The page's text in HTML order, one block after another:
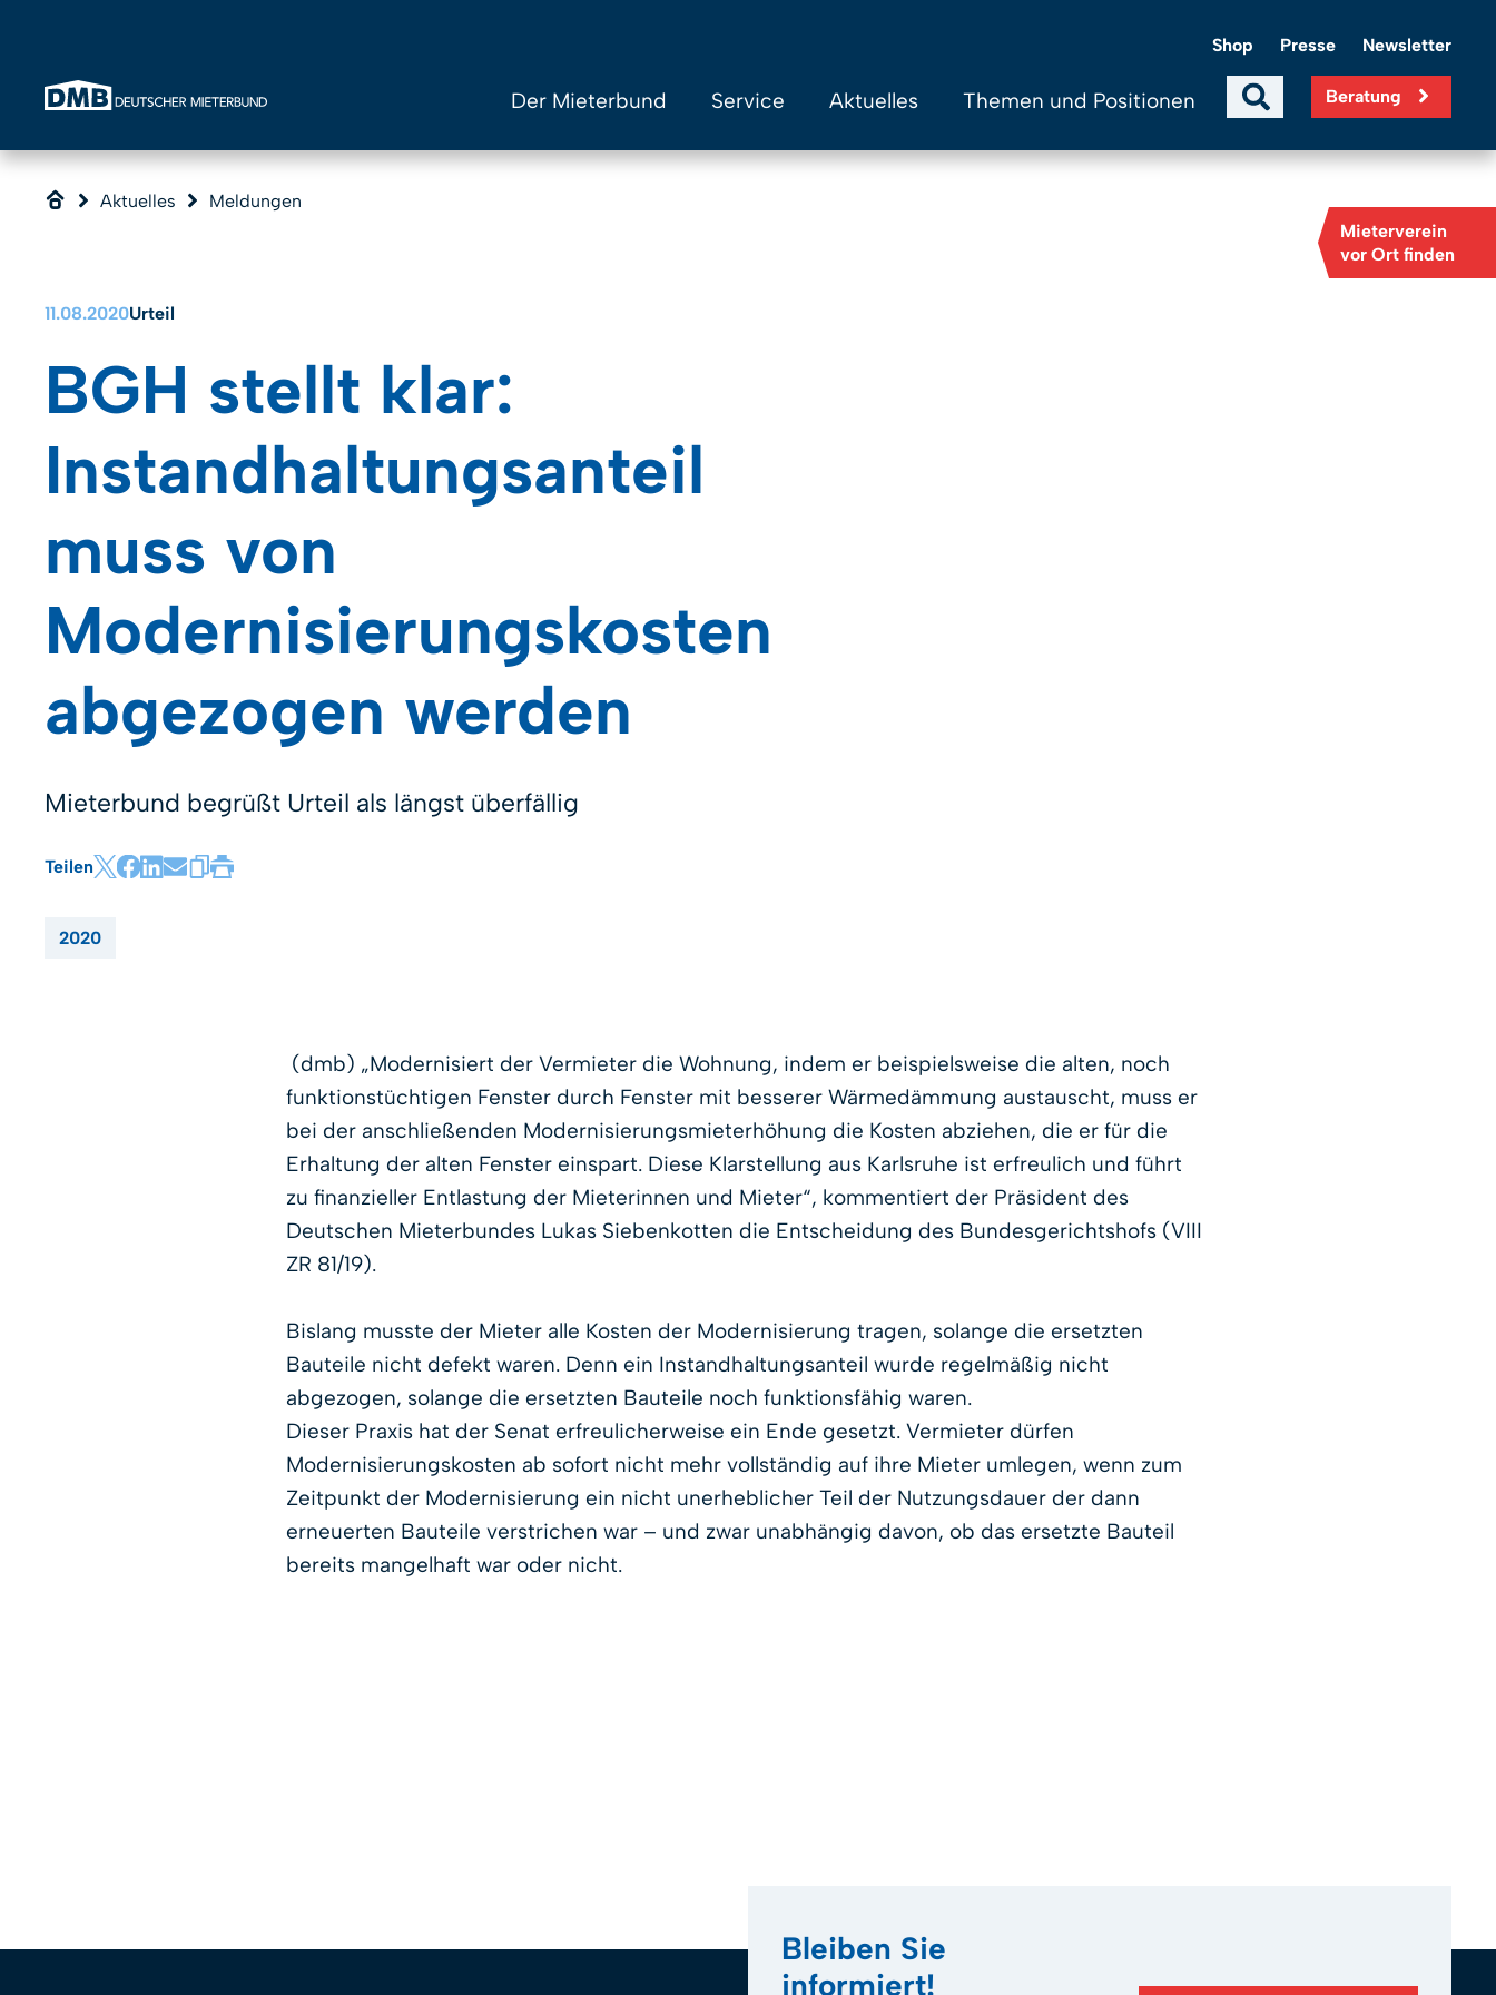
Beratung
Der Mieterbund Service Aktuelles Themen und Positionen
Shop Presse Newsletter
Mieterverein
vor Ort finden
Aktuelles Meldungen
11.08.2020Urteil
BGH stellt klar:
Instandhaltungsanteil
muss von
Modernisierungskosten
abgezogen werden
Mieterbund begrüßt Urteil als längst überfällig
Teilen
2020
(dmb) „Modernisiert der Vermieter die Wohnung, indem er beispielsweise die alten, noch
funktionstüchtigen Fenster durch Fenster mit besserer Wärmedämmung austauscht, muss er
bei der anschließenden Modernisierungsmieterhöhung die Kosten abziehen, die er für die
Erhaltung der alten Fenster einspart. Diese Klarstellung aus Karlsruhe ist erfreulich und führt
zu finanzieller Entlastung der Mieterinnen und Mieter“, kommentiert der Präsident des
Deutschen Mieterbundes Lukas Siebenkotten die Entscheidung des Bundesgerichtshofs (VIII
ZR 81/19).
Bislang musste der Mieter alle Kosten der Modernisierung tragen, solange die ersetzten
Bauteile nicht defekt waren. Denn ein Instandhaltungsanteil wurde regelmäßig nicht
abgezogen, solange die ersetzten Bauteile noch funktionsfähig waren.
Dieser Praxis hat der Senat erfreulicherweise ein Ende gesetzt. Vermieter dürfen
Modernisierungskosten ab sofort nicht mehr vollständig auf ihre Mieter umlegen, wenn zum
Zeitpunkt der Modernisierung ein nicht unerheblicher Teil der Nutzungsdauer der dann
erneuerten Bauteile verstrichen war – und zwar unabhängig davon, ob das ersetzte Bauteil
bereits mangelhaft war oder nicht.
Bleiben Sie
informiert!